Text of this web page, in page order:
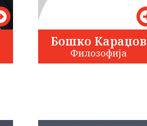
Бошко Караџов
Филозофија